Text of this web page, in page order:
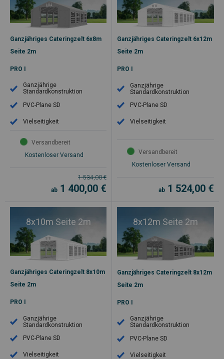
Ganzjähriges Cateringzelt 6x8m
Seite 2m
PRO I
Ganzjährige
Standardkonstruktion
PVC-Plane SD
Vielseitigkeit
Versandbereit
Kostenloser Versand
1 534,00€
ab 1 400,00 €
Ganzjähriges Cateringzelt 6x12m
Seite 2m
PRO I
Ganzjährige
Standardkonstruktion
PVC-Plane SD
Vielseitigkeit
Versandbereit
Kostenloser Versand
ab 1 524,00 €
8x10m Seite 2m
Ganzjähriges Cateringzelt 8x10m
Seite 2m
PRO I
Ganzjährige
Standardkonstruktion
PVC-Plane SD
Vielseitigkeit
8x12m Seite 2m
Ganzjähriges Cateringzelt 8x12m
Seite 2m
PRO I
Ganzjährige
Standardkonstruktion
PVC-Plane SD
Vielseitigkeit